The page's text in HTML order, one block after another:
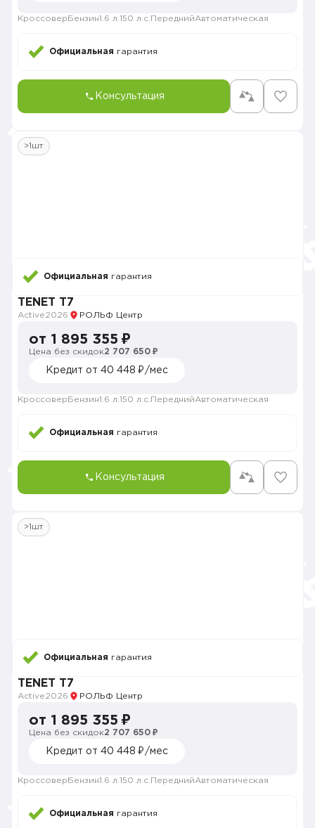
Кроссовер Бензин1.6 л. 150 л.с. ПереднийАвтоматическая
Официальная гарантия
Консультация
>1шт
Официальная гарантия
TENET T7
Active2026 РОЛЬФ Центр
от 1 895 355 ₽
Цена без скидок2 707 650 ₽
Кредит от 40 448 ₽/мес
Кроссовер Бензин1.6 л. 150 л.с. ПереднийАвтоматическая
Официальная гарантия
Консультация
>1шт
Официальная гарантия
TENET T7
Active2026 РОЛЬФ Центр
от 1 895 355 ₽
Цена без скидок2 707 650 ₽
Кредит от 40 448 ₽/мес
Кроссовер Бензин1.6 л. 150 л.с. ПереднийАвтоматическая
Официальная гарантия